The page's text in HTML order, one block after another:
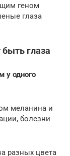
геном
глаза
быть глаза
у одного
меланина и
болезни
разных цвета